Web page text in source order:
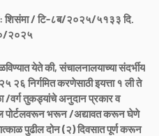
शिसंमा / टि-८ब/२०२५/५१३३ दि.
२०२५
येते की, संचालनालयाच्या संदर्भीय
२६ निर्गमित करणेसाठी इयत्ता १ ली ते
/वर्ग तुकड्यांचे अनुदान प्रकार व
पोर्टलवरून भरून /अद्यावत करून घेणे
पुढील दोन (२) दिवसात पूर्ण करून